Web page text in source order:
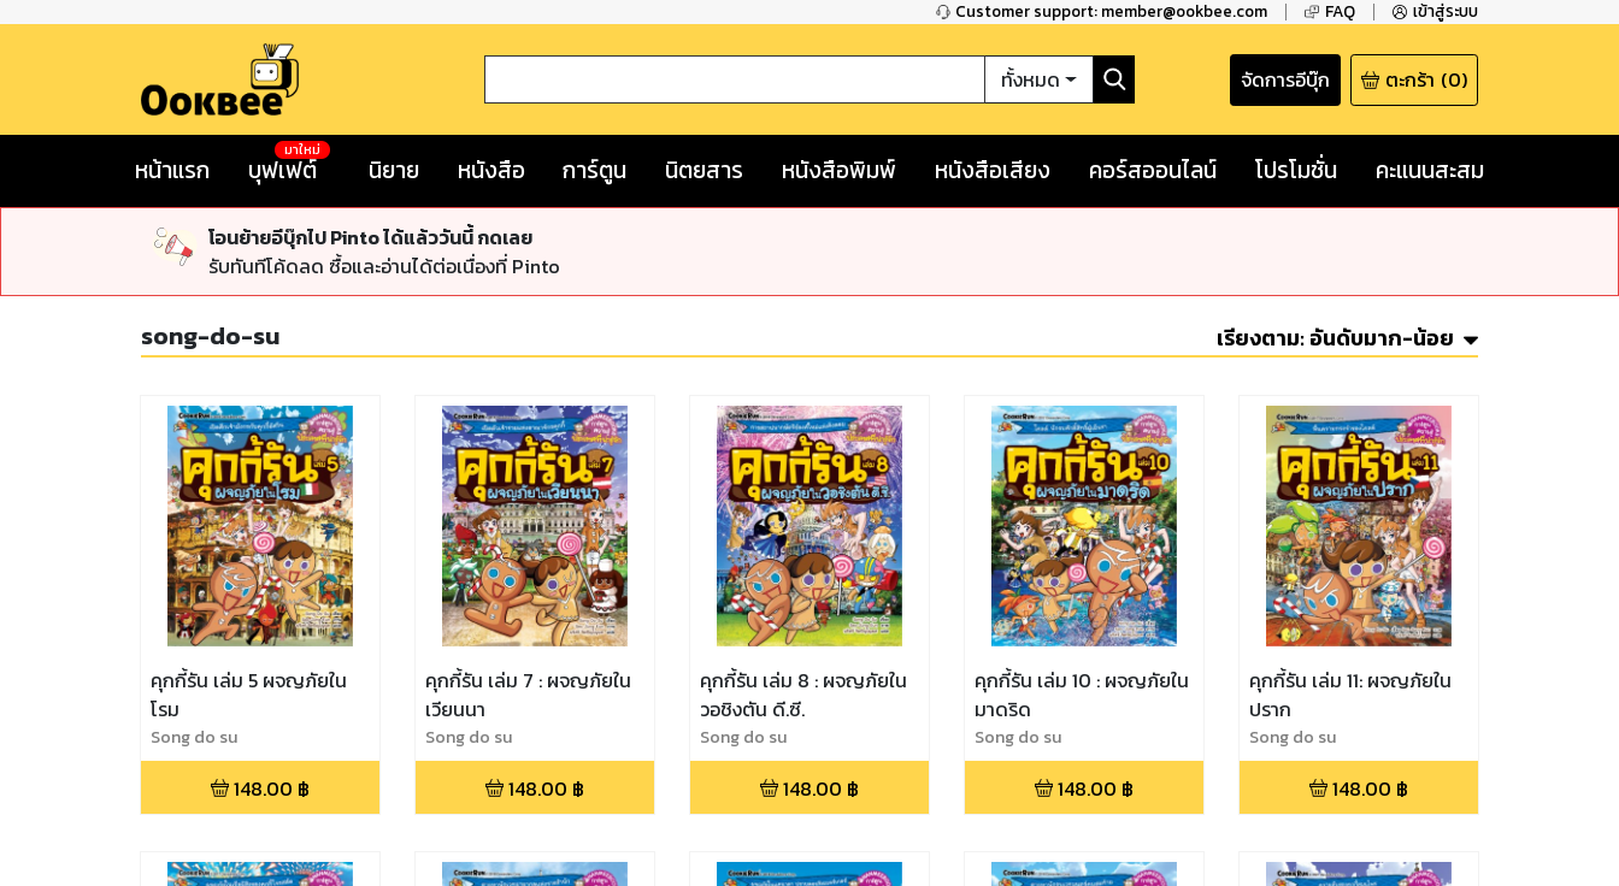
Customer support: member@ookbee.com FAQ เข้าสู่ระบบ
ทั้งหมด จัดการอีบุ๊ก ตะกร้า (0)
หน้าแรก บุฟเฟต์
มาใหม่
นิยาย หนังสือ การ์ตูน นิตยสาร หนังสือพิมพ์ หนังสือเสียง คอร์สออนไลน์ โปรโมชั่น คะแนนสะสม
โอนย้ายอีบุ๊กไป Pinto ได้แล้ววันนี้ กดเลย
รับทันทีโค้ดลด ซื้อและอ่านได้ต่อเนื่องที่ Pinto
song-do-su เรียงตาม:อันดับมาก-น้อย
คุกกี้รัน เล่ม 5 ผจญภัยใน
โรม
Song do su
148.00 ฿
คุกกี้รัน เล่ม 7 : ผจญภัยใน
เวียนนา
Song do su
148.00 ฿
คุกกี้รัน เล่ม 8 : ผจญภัยใน
วอชิงตัน ดี.ซี.
Song do su
148.00 ฿
คุกกี้รัน เล่ม 10 : ผจญภัยใน
มาดริด
Song do su
148.00 ฿
คุกกี้รัน เล่ม 11: ผจญภัยใน
ปราก
Song do su
148.00 ฿